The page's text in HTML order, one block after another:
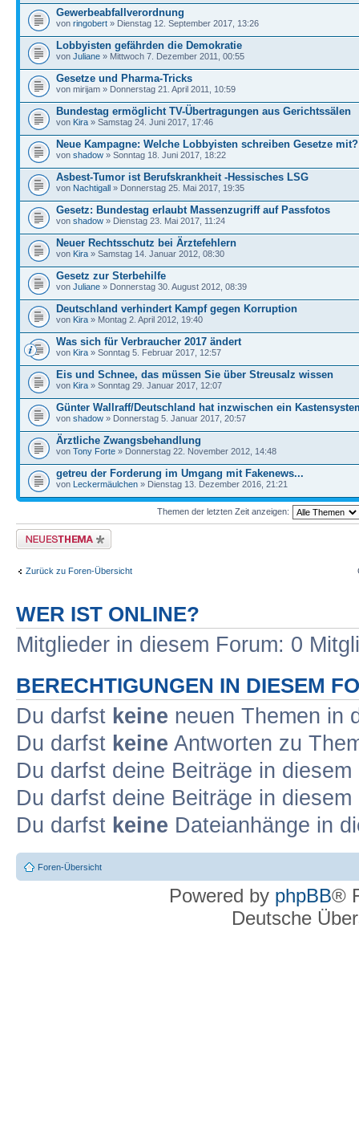
Gewerbeabfallverordnung
von ringobert » Dienstag 12. September 2017, 13:26
Lobbyisten gefährden die Demokratie
von Juliane » Mittwoch 7. Dezember 2011, 00:55
Gesetze und Pharma-Tricks
von mirijam » Donnerstag 21. April 2011, 10:59
Bundestag ermöglicht TV-Übertragungen aus Gerichtssälen
von Kira » Samstag 24. Juni 2017, 17:46
Neue Kampagne: Welche Lobbyisten schreiben Gesetze mit?
von shadow » Sonntag 18. Juni 2017, 18:22
Asbest-Tumor ist Berufskrankheit -Hessisches LSG
von Nachtigall » Donnerstag 25. Mai 2017, 19:35
Gesetz: Bundestag erlaubt Massenzugriff auf Passfotos
von shadow » Dienstag 23. Mai 2017, 11:24
Neuer Rechtsschutz bei Ärztefehlern
von Kira » Samstag 14. Januar 2012, 08:30
Gesetz zur Sterbehilfe
von Juliane » Donnerstag 30. August 2012, 08:39
Deutschland verhindert Kampf gegen Korruption
von Kira » Montag 2. April 2012, 19:40
Was sich für Verbraucher 2017 ändert
von Kira » Sonntag 5. Februar 2017, 12:57
Eis und Schnee, das müssen Sie über Streusalz wissen
von Kira » Sonntag 29. Januar 2017, 12:07
Günter Wallraff/Deutschland hat inzwischen ein
von shadow » Donnerstag 5. Januar 2017, 20:57
Ärztliche Zwangsbehandlung
von Tony Forte » Donnerstag 22. November 2012, 14:48
getreu der Forderung im Umgang mit Fakenews...
von Leckermäulchen » Dienstag 13. Dezember 2016, 21:21
Themen der letzten Zeit anzeigen:
Neues Thema erstellen
Zurück zu Foren-Übersicht
WER IST ONLINE?
Mitglieder in diesem Forum: 0
BERECHTIGUNGEN IN DIESEM
Du darfst keine neuen Themen in
Du darfst keine Antworten zu
Du darfst deine Beiträge in
Du darfst deine Beiträge in
Du darfst keine Dateianhänge in
Foren-Übersicht
Powered by phpBB®
Deutsche